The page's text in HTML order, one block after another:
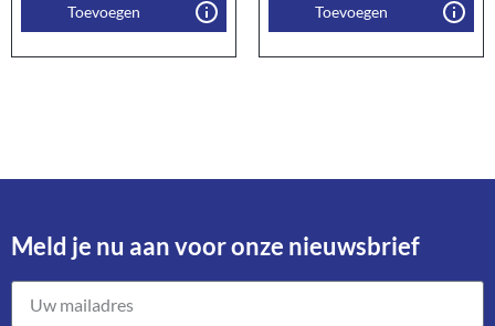
Toevoegen Toevoegen
Meld je nu aan voor onze nieuwsbrief​